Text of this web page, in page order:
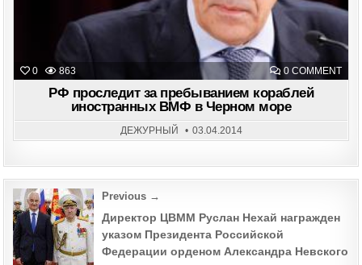
0 863 0 COMMENTON
РФ
ВМФ
РФ проследит за пребыванием кораблей
иностранных ВМФ в Черном море
ДЕЖУРНЫЙ 03.04.2014
Post
navigation
Previous →
Директор ЦВММ Руслан Нехай награжден
указом Президента Российской
Федерации орденом Александра Невского